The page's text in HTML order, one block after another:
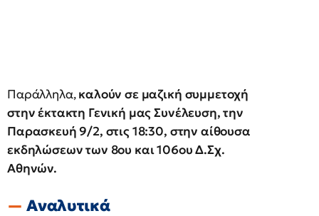
Παράλληλα,καλούν σε μαζική συμμετοχή
στην έκτακτη Γενική μας Συνέλευση, την
Παρασκευή 9/2, στις 18:30, στην αίθουσα
εκδηλώσεων των 8ου και 106ου Δ.Σχ.
Αθηνών.
Αναλυτικά